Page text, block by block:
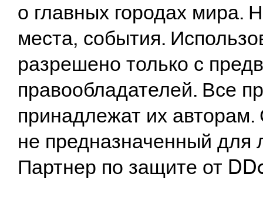
о главных городах
места, события.
разрешено только с
правообладателей. Все
принадлежат их
не предназначенный
Партнер по защите от